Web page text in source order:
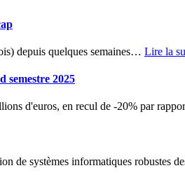
depuis quelques semaines… Lire la
semestre 2025
d'euros, en recul de -20% par
de systèmes informatiques robustes